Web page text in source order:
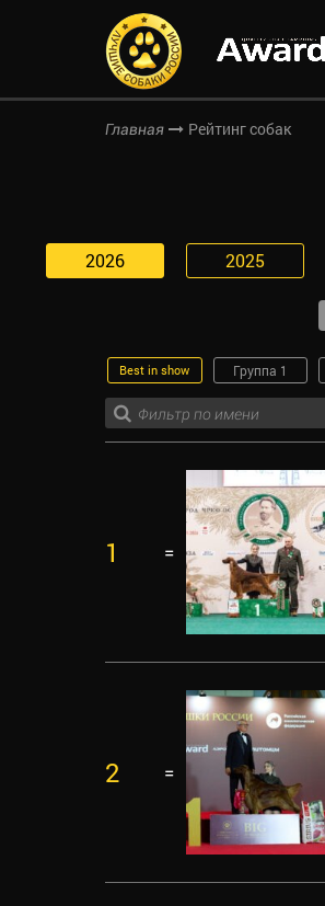
Главная Рейтинг собак
2026 2025
Best in show Группа 1
1 =
2 =